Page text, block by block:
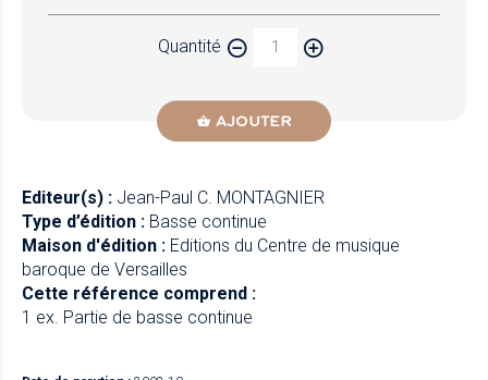
Quantité
AJOUTER
Editeur(s) : Jean-Paul C. MONTAGNIER
Type d’édition : Basse continue
Maison d'édition : Editions du Centre de musique
baroque de Versailles
Cette référence comprend :
1 ex. Partie de basse continue